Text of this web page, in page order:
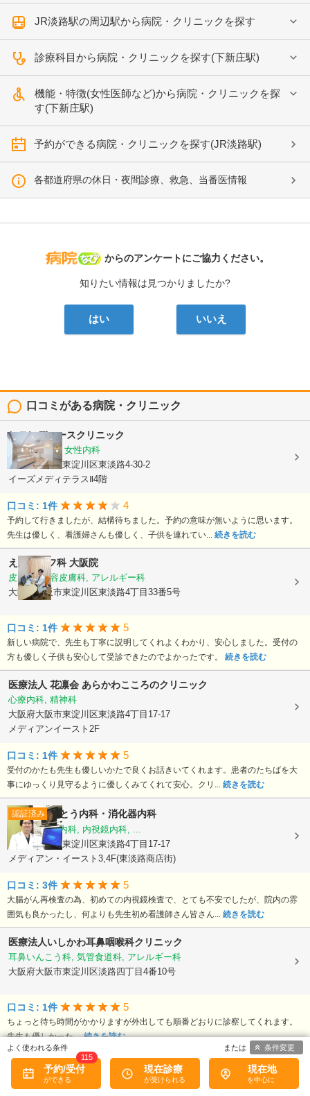
JR淡路駅の周辺駅から病院・クリニックを探す
診療科目から病院・クリニックを探す(下新庄駅)
機能・特徴(女性医師など)から病院・クリニックを探
す(下新庄駅)
予約ができる病院・クリニックを探す(JR淡路駅)
各都道府県の休日・夜間診療、救急、当番医情報
病院なび
からのアンケートにご協力ください。
知りたい情報は見つかりましたか?
はい いいえ
口コミがある病院・クリニック
ヒロレディースクリニック
婦人科, 産科, 女性内科
大阪府大阪市東淀川区東淡路4-30-2
イーズメディテラスⅡ4階
口コミ: 1件 4
予約して行きましたが、結構待ちました。予約の意味が無いように思います。
先生は優しく、看護婦さんも優しく、子供を連れてい... 続きを読む
えいご皮フ科 大阪院
皮膚科, 美容皮膚科, アレルギー科
大阪府大阪市東淀川区東淡路4丁目33番5号
口コミ: 1件 5
新しい病院で、先生も丁寧に説明してくれよくわかり、安心しました。受付の
方も優しく子供も安心して受診できたのでよかったです。 続きを読む
医療法人 花凛会 あらかわこころのクリニック
心療内科, 精神科
大阪府大阪市東淀川区東淡路4丁目17-17
メディアンイースト2F
口コミ: 1件 5
受付のかたも先生も優しいかたで良くお話きいてくれます。患者のたちばを大
事にゆっくり見守るように優しくみてくれて安心。クリ... 続きを読む
認証済み ごとう内科・消化器内科
内科, 消化器内科, 内視鏡内科, ...
大阪府大阪市東淀川区東淡路4丁目17-17
メディアン・イースト3,4F(東淡路商店街)
口コミ: 3件 5
大腸がん再検査の為、初めての内視鏡検査で、とても不安でしたが、院内の雰
囲気も良かったし、何よりも先生初め看護師さん皆さん... 続きを読む
医療法人いしかわ耳鼻咽喉科クリニック
耳鼻いんこう科, 気管食道科, アレルギー科
大阪府大阪市東淀川区淡路四丁目4番10号
口コミ: 1件 5
ちょっと待ち時間がかかりますが外出しても順番どおりに診察してくれます。
先生も優しかった。続きを読む
【病院なびドクタビュー】ドクター取材記事
予約/受付
115
現在診療 現在地
条件変更